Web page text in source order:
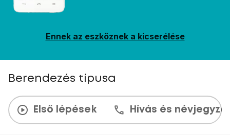
Ennek az eszköznek a kicserélése
Berendezés típusa
Első lépések Hívás és